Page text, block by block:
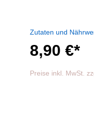
Zutaten und
8,90 €*
Preise inkl. MwSt.